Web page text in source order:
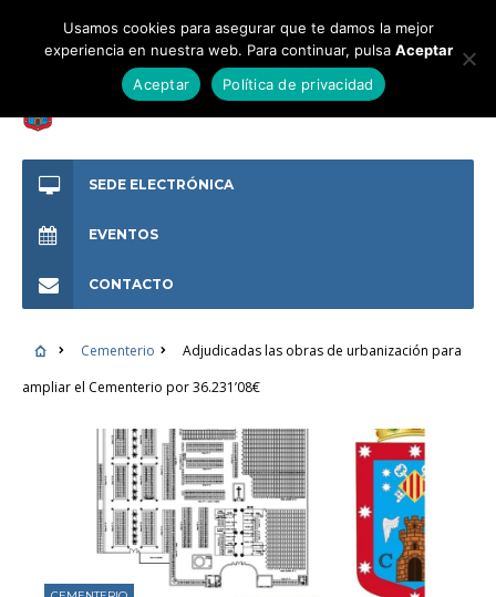
SEDE ELECTRÓNICA
EVENTOS
CONTACTO
Cementerio
Adjudicadas las obras de urbanización para
ampliar el Cementerio por 36.231’08€
Usamos cookies para asegurar que te damos la mejor
experiencia en nuestra web. Para continuar, pulsa Aceptar
Aceptar
Política de privacidad